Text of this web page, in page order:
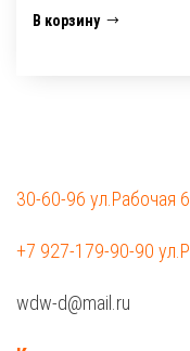
В корзину
30-60-96 ул.Рабочая
+7 927-179-90-90
wdw-d@mail.ru